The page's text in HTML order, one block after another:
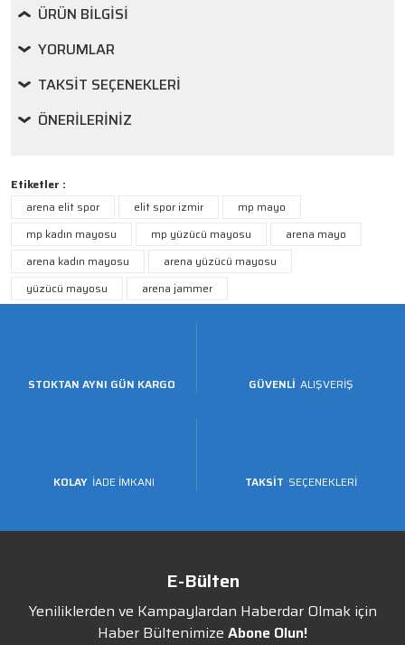
ÜRÜN BILGISI
YORUMLAR
TAKSIT SEÇENEKLERI
ÖNERILERINIZ
Etiketler :
arena elit spor
elit spor izmir
mp mayo
mp kadın mayosu
mp yüzücü mayosu
arena mayo
arena kadın mayosu
arena yüzücü mayosu
yüzücü mayosu
arena jammer
STOKTAN AYNI GÜN KARGO GÜVENLİ ALIŞVERİŞ
KOLAY İADE İMKANI TAKSİT SEÇENEKLERİ
E-Bülten
Yeniliklerden ve Kampaylardan Haberdar Olmak için
Haber Bültenimize Abone Olun!